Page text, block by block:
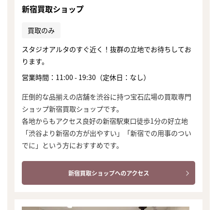
新宿買取ショップ
買取のみ
スタジオアルタのすぐ近く！抜群の立地でお待ちしてお
ります。
営業時間：11:00 - 19:30（定休日：なし）
圧倒的な品揃えの店舗を渋谷に持つ宝石広場の買取専門
ショップ新宿買取ショップです。
各地からもアクセス良好の新宿駅東口徒歩1分の好立地
「渋谷より新宿の方が出やすい」「新宿での用事のつい
でに」という方におすすめです。
新宿買取ショップへのアクセス